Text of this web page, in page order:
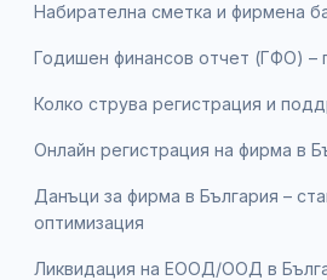
Набирателна сметка и фирмена
Годишен финансов отчет (ГФО) –
Колко струва регистрация и
Онлайн регистрация на фирма в
Данъци за фирма в България –
оптимизация
Ликвидация на ЕООД/ООД в